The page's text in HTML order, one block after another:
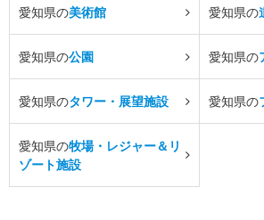
愛知県の美術館 愛知県の
愛知県の公園 愛知県の
愛知県のタワー・展望施設 愛知県の
愛知県の牧場・レジャー＆リ
ゾート施設